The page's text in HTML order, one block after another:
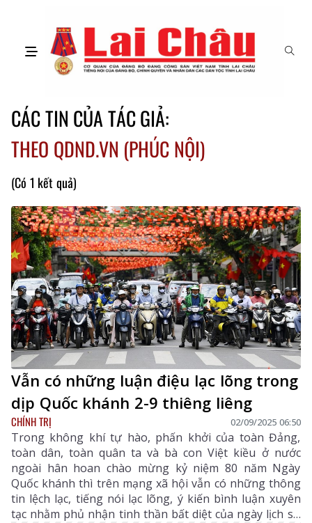
CÁC TIN CỦA TÁC GIẢ:
THEO QDND.VN (PHÚC NỘI)
(Có 1 kết quả)
Vẫn có những luận điệu lạc lõng trong
dịp Quốc khánh 2-9 thiêng liêng
CHÍNH TRỊ 02/09/2025 06:50
Trong không khí tự hào, phấn khởi của toàn Đảng,
toàn dân, toàn quân ta và bà con Việt kiều ở nước
ngoài hân hoan chào mừng kỷ niệm 80 năm Ngày
Quốc khánh thì trên mạng xã hội vẫn có những thông
tin lệch lạc, tiếng nói lạc lõng, ý kiến bình luận xuyên
tạc nhằm phủ nhận tinh thần bất diệt của ngày lịch sử